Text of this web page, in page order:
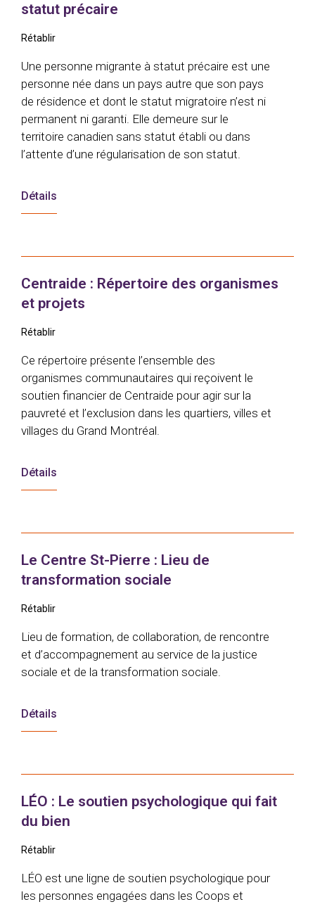
statut précaire
Rétablir
Une personne migrante à statut précaire est une
personne née dans un pays autre que son pays
de résidence et dont le statut migratoire n’est ni
permanent ni garanti. Elle demeure sur le
territoire canadien sans statut établi ou dans
l’attente d’une régularisation de son statut.
Détails
Centraide : Répertoire des organismes
et projets
Rétablir
Ce répertoire présente l’ensemble des
organismes communautaires qui reçoivent le
soutien financier de Centraide pour agir sur la
pauvreté et l’exclusion dans les quartiers, villes et
villages du Grand Montréal.
Détails
Le Centre St-Pierre : Lieu de
transformation sociale
Rétablir
Lieu de formation, de collaboration, de rencontre
et d’accompagnement au service de la justice
sociale et de la transformation sociale.
Détails
LÉO : Le soutien psychologique qui fait
du bien
Rétablir
LÉO est une ligne de soutien psychologique pour
les personnes engagées dans les Coops et